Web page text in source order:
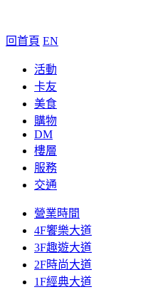
回首頁 EN
活動
卡友
美食
購物
DM
樓層
服務
交通
營業時間
4F饗樂大道
3F趣遊大道
2F時尚大道
1F經典大道